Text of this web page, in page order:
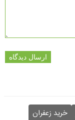
ارسال دیدگاه
خرید زعفران